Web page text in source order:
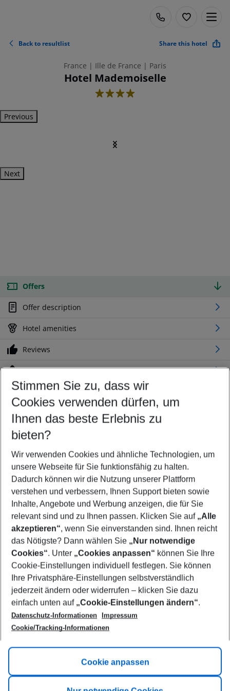
Back to resultlist Share this hotel
France | Ille de France | Paris
Hotel Mademoiselle
4
Previous
Next
Offers
Offer description
Hotel amenities
Reviews
Location
Customize your offer
Find the perfect deal which suits your best
Your departure airport
Any airport
Select your date range
10/08/26–08/08/27 5-8 nights
Who will travel
2 adults No children
Show more filter
Footer
Footer navigation
Title A
Link A
Stimmen Sie zu, dass wir
Cookies verwenden dürfen, um
Ihnen das beste Erlebnis zu
bieten?
Wir verwenden Cookies und ähnliche Technologien, um
unsere Webseite für Sie funktionsfähig zu halten.
Dadurch können wir die Nutzung unserer Plattform
verstehen und verbessern, Ihnen Support bieten sowie
Inhalte, Angebote und Werbung anzeigen, die für Sie
relevant sind und zu Ihnen passen. Klicken Sie auf „Alle
akzeptieren“, wenn Sie einverstanden sind. Ihnen reicht
das Nötigste? Dann wählen Sie „Nur notwendige
Cookies“. Unter „Cookies anpassen“ können Sie Ihre
Cookie-Einstellungen individuell festlegen. Sie können
Ihre Privatsphäre-Einstellungen selbstverständlich
jederzeit ändern oder widerrufen – klicken Sie dazu
einfach unten auf „Cookie-Einstellungen ändern“.
Datenschutz-Informationen
Impressum
Cookie/Tracking-Informationen
Cookie anpassen